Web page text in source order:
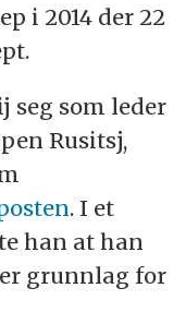
i 2014 der 22
seg som leder
Rusitsj,
. I et
han at han
grunnlag for